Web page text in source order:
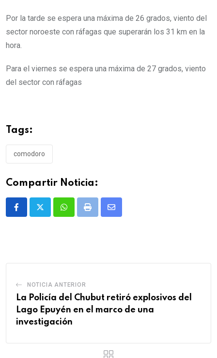
Por la tarde se espera una máxima de 26 grados, viento del
sector noroeste con ráfagas que superarán los 31 km en la
hora.
Para el viernes se espera una máxima de 27 grados, viento
del sector con ráfagas
Tags:
comodoro
Compartir Noticia:
WhatsappPrint
Share
NOTICIA ANTERIOR
La Policía del Chubut retiró explosivos del
Lago Epuyén en el marco de una
investigación